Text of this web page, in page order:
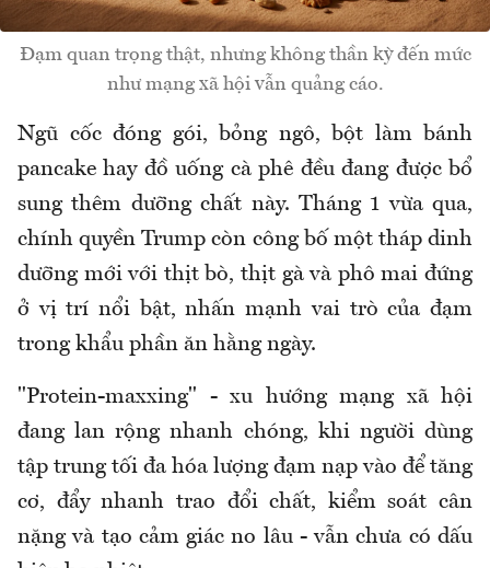
Đạm quan trọng thật, nhưng không thần kỳ đến mức
như mạng xã hội vẫn quảng cáo.
Ngũ cốc đóng gói, bỏng ngô, bột làm bánh
pancake hay đồ uống cà phê đều đang được bổ
sung thêm dưỡng chất này. Tháng 1 vừa qua,
chính quyền Trump còn công bố một tháp dinh
dưỡng mới với thịt bò, thịt gà và phô mai đứng
ở vị trí nổi bật, nhấn mạnh vai trò của đạm
trong khẩu phần ăn hằng ngày.
"Protein-maxxing" - xu hướng mạng xã hội
đang lan rộng nhanh chóng, khi người dùng
tập trung tối đa hóa lượng đạm nạp vào để tăng
cơ, đẩy nhanh trao đổi chất, kiểm soát cân
nặng và tạo cảm giác no lâu - vẫn chưa có dấu